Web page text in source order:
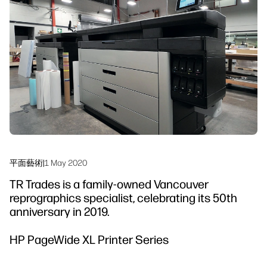
linkedInfacebook
twitteryoutube
用戶見證
工作流程解決方案
可持續發展
平面藝術|1 May 2020
TR Trades is a family-owned Vancouver
reprographics specialist, celebrating its 50th
anniversary in 2019.
HP PageWide XL Printer Series